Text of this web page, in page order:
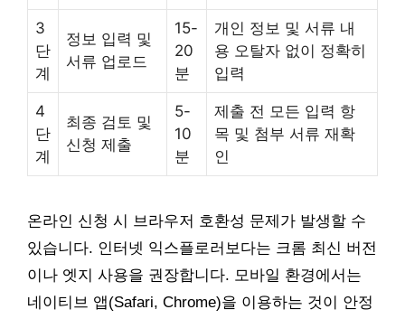
3
단
계
정보 입력 및
서류 업로드
15-
20
분
개인 정보 및 서류 내
용 오탈자 없이 정확히
입력
4
단
계
최종 검토 및
신청 제출
5-
10
분
제출 전 모든 입력 항
목 및 첨부 서류 재확
인
온라인 신청 시 브라우저 호환성 문제가 발생할 수
있습니다. 인터넷 익스플로러보다는 크롬 최신 버전
이나 엣지 사용을 권장합니다. 모바일 환경에서는
네이티브 앱(Safari, Chrome)을 이용하는 것이 안정